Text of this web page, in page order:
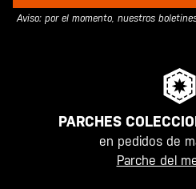
Aviso: por el momento, nuestros
PARCHES
en pedidos de
Parche del